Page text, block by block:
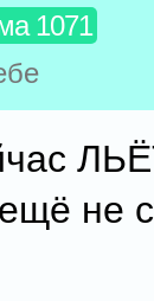
1071
не